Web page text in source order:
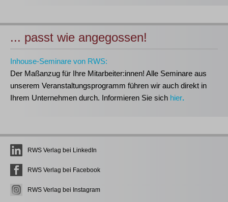
... passt wie angegossen!
Inhouse-Seminare von RWS:
Der Maßanzug für Ihre Mitarbeiter:innen! Alle Seminare aus
unserem Veranstaltungsprogramm führen wir auch direkt in
Ihrem Unternehmen durch. Informieren Sie sich hier.
RWS Verlag bei LinkedIn
RWS Verlag bei Facebook
RWS Verlag bei Instagram